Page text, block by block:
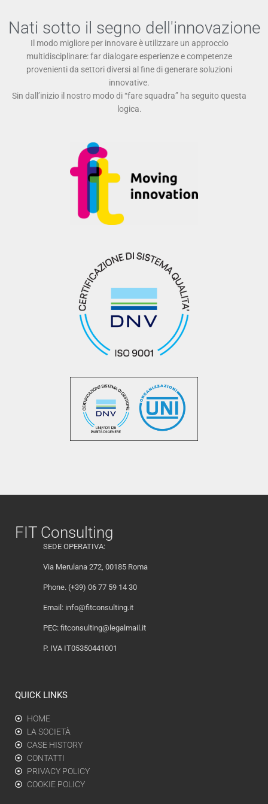
Nati sotto il segno dell'innovazione
Il modo migliore per innovare è utilizzare un approccio
multidisciplinare: far dialogare esperienze e competenze
provenienti da settori diversi al fine di generare soluzioni
innovative.
Sin dall’inizio il nostro modo di “fare squadra” ha seguito questa
logica.
FIT Consulting
SEDE OPERATIVA:
Via Merulana 272, 00185 Roma
Phone. (+39) 06 77 59 14 30
Email: info@fitconsulting.it
PEC: fitconsulting@legalmail.it
P. IVA IT05350441001
QUICK LINKS
HOME
LA SOCIETÀ
CASE HISTORY
CONTATTI
PRIVACY POLICY
COOKIE POLICY